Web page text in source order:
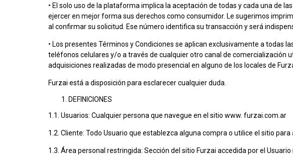
• El solo uso de la plataforma implica la aceptación de todas y cada una de
ejercer en mejor forma sus derechos como consumidor. Le sugerimos
al confirmar su solicitud. Ese número identifica su transacción y será
• Los presentes Términos y Condiciones se aplican exclusivamente a todas
teléfonos celulares y/o a través de cualquier otro canal de comercialización
adquisiciones realizadas de modo presencial en alguno de los locales de
Furzai está a disposición para esclarecer cualquier duda.
DEFINICIONES
1.1. Usuarios: Cualquier persona que navegue en el sitio www. furzai.com.ar
1.2. Cliente: Todo Usuario que establezca alguna compra o utilice el sitio
1.3. Área personal restringida: Sección del sitio Furzai accedida por el